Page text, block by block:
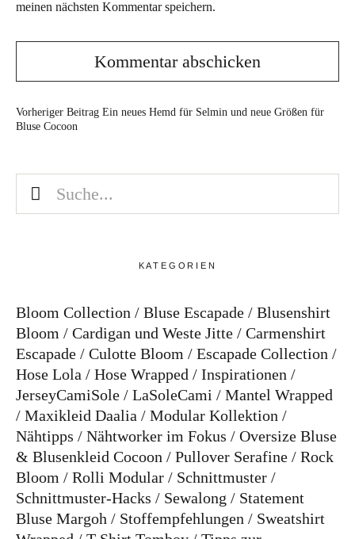
meinen nächsten Kommentar speichern.
Vorheriger Beitrag Ein neues Hemd für Selmin und neue Größen für
Bluse Cocoon
KATEGORIEN
Bloom Collection Bluse Escapade
Blusenshirt
Bloom
Cardigan und Weste Jitte
Carmenshirt
Escapade
Culotte Bloom
Escapade Collection
Hose Lola
Hose Wrapped
Inspirationen
JerseyCamiSole
LaSoleCami
Mantel Wrapped
Maxikleid Daalia
Modular Kollektion
Nähtipps
Nähtworker im Fokus
Oversize Bluse
& Blusenkleid Cocoon
Pullover Serafine
Rock
Bloom
Rolli Modular
Schnittmuster
Schnittmuster-Hacks
Sewalong
Statement
Bluse Margoh
Stoffempfehlungen
Sweatshirt